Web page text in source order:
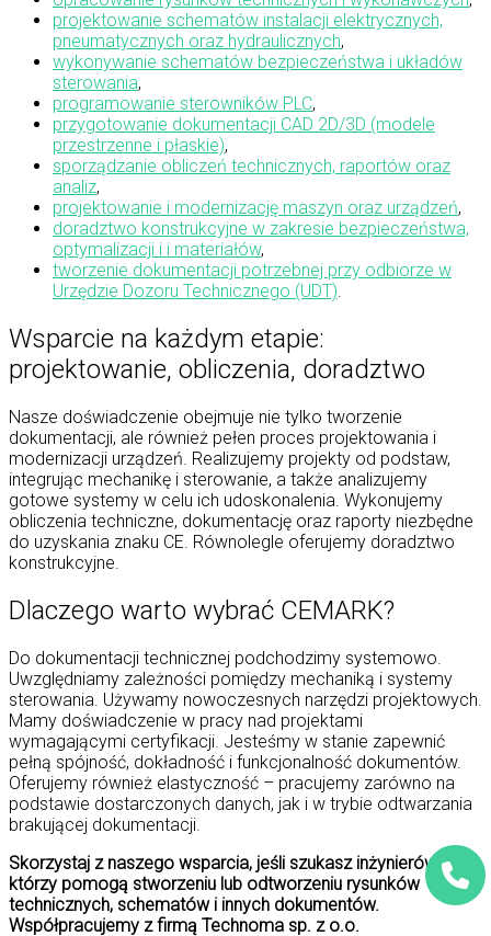
projektowanie schematów instalacji elektrycznych,
pneumatycznych oraz hydraulicznych,
wykonywanie schematów bezpieczeństwa i układów
sterowania,
programowanie sterowników PLC,
przygotowanie dokumentacji CAD 2D/3D (modele
przestrzenne i płaskie),
sporządzanie obliczeń technicznych, raportów oraz
analiz,
projektowanie i modernizację maszyn oraz urządzeń,
doradztwo konstrukcyjne w zakresie bezpieczeństwa,
optymalizacji i i materiałów,
tworzenie dokumentacji potrzebnej przy odbiorze w
Urzędzie Dozoru Technicznego (UDT).
Wsparcie na każdym etapie:
projektowanie, obliczenia, doradztwo
Nasze doświadczenie obejmuje nie tylko tworzenie
dokumentacji, ale również pełen proces projektowania i
modernizacji urządzeń. Realizujemy projekty od podstaw,
integrując mechanikę i sterowanie, a także analizujemy
gotowe systemy w celu ich udoskonalenia. Wykonujemy
obliczenia techniczne, dokumentację oraz raporty niezbędne
do uzyskania znaku CE. Równolegle oferujemy doradztwo
konstrukcyjne.
Dlaczego warto wybrać CEMARK?
Do dokumentacji technicznej podchodzimy systemowo.
Uwzględniamy zależności pomiędzy mechaniką i systemy
sterowania. Używamy nowoczesnych narzędzi projektowych.
Mamy doświadczenie w pracy nad projektami
wymagającymi certyfikacji. Jesteśmy w stanie zapewnić
pełną spójność, dokładność i funkcjonalność dokumentów.
Oferujemy również elastyczność – pracujemy zarówno na
podstawie dostarczonych danych, jak i w trybie odtwarzania
brakującej dokumentacji.
Skorzystaj z naszego wsparcia, jeśli szukasz inżynierów,
którzy pomogą stworzeniu lub odtworzeniu rysunków
technicznych, schematów i innych dokumentów.
Współpracujemy z firmą Technoma sp. z o.o.